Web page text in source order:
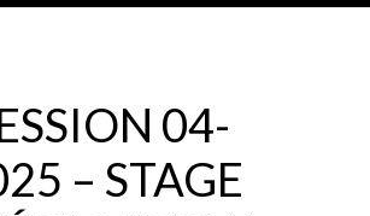
04-
– STAGE